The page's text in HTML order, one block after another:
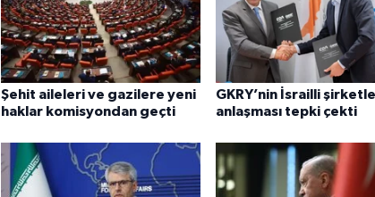
Şehit aileleri ve gazilere yeni
haklar komisyondan geçti
GKRY’nin İsrailli
anlaşması tepki çekti